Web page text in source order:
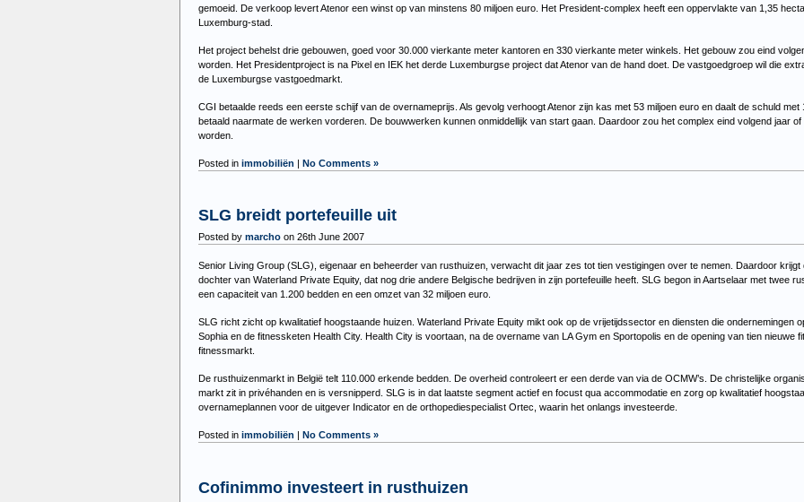
gemoeid. De verkoop levert Atenor een winst op van minstens 80 miljoen euro. Het President-complex heeft een oppervlakte van 1,35
Luxemburg-stad.
Het project behelst drie gebouwen, goed voor 30.000 vierkante meter kantoren en 330 vierkante meter winkels. Het gebouw zou eind
worden. Het Presidentproject is na Pixel en IEK het derde Luxemburgse project dat Atenor van de hand doet. De vastgoedgroep wil die
de Luxemburgse vastgoedmarkt.
CGI betaalde reeds een eerste schijf van de overnameprijs. Als gevolg verhoogt Atenor zijn kas met 53 miljoen euro en daalt de schuld
betaald naarmate de werken vorderen. De bouwwerken kunnen onmiddellijk van start gaan. Daardoor zou het complex eind volgend jaar
worden.
Posted in immobiliën | No Comments »
SLG breidt portefeuille uit
Posted by marcho on 26th June 2007
Senior Living Group (SLG), eigenaar en beheerder van rusthuizen, verwacht dit jaar zes tot tien vestigingen over te nemen. Daardoor
dochter van Waterland Private Equity, dat nog drie andere Belgische bedrijven in zijn portefeuille heeft. SLG begon in Aartselaar met twee
een capaciteit van 1.200 bedden en een omzet van 32 miljoen euro.
SLG richt zicht op kwalitatief hoogstaande huizen. Waterland Private Equity mikt ook op de vrijetijdssector en diensten die ondernemingen
Sophia en de fitnessketen Health City. Health City is voortaan, na de overname van LA Gym en Sportopolis en de opening van tien nieuwe
fitnessmarkt.
De rusthuizenmarkt in België telt 110.000 erkende bedden. De overheid controleert er een derde van via de OCMW’s. De christelijke
markt zit in privéhanden en is versnipperd. SLG is in dat laatste segment actief en focust qua accommodatie en zorg op kwalitatief
overnameplannen voor de uitgever Indicator en de orthopediespecialist Ortec, waarin het onlangs investeerde.
Posted in immobiliën | No Comments »
Cofinimmo investeert in rusthuizen